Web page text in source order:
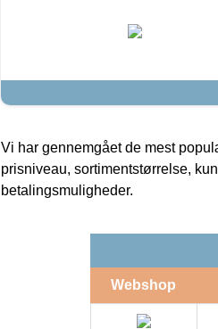
Vi har gennemgået de mest
prisniveau, sortimentstørrelse,
betalingsmuligheder.
Webshop